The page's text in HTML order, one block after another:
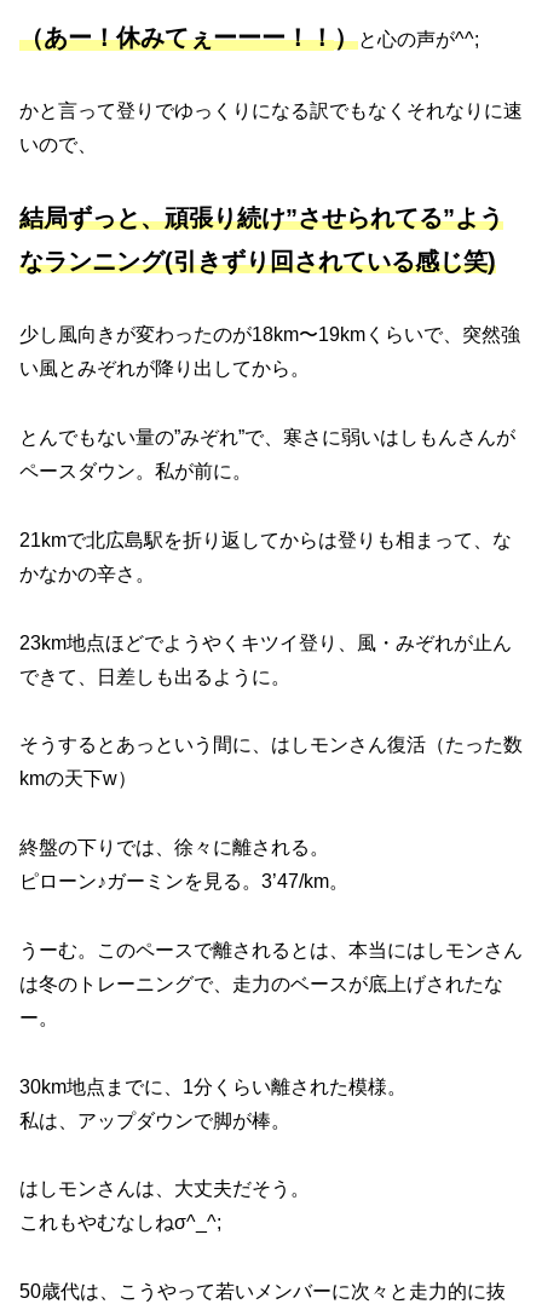
（あー！休みてぇーーー！！）と心の声が^^;
かと言って登りでゆっくりになる訳でもなくそれなりに速
いので、
結局ずっと、頑張り続け”させられてる”よう
なランニング(引きずり回されている感じ笑)
少し風向きが変わったのが18km〜19kmくらいで、突然強
い風とみぞれが降り出してから。
とんでもない量の”みぞれ”で、寒さに弱いはしもんさんが
ペースダウン。私が前に。
21kmで北広島駅を折り返してからは登りも相まって、な
かなかの辛さ。
23km地点ほどでようやくキツイ登り、風・みぞれが止ん
できて、日差しも出るように。
そうするとあっという間に、はしモンさん復活（たった数
kmの天下w）
終盤の下りでは、徐々に離される。
ピローン♪ガーミンを見る。3’47/km。
うーむ。このペースで離されるとは、本当にはしモンさん
は冬のトレーニングで、走力のベースが底上げされたな
ー。
30km地点までに、1分くらい離された模様。
私は、アップダウンで脚が棒。
はしモンさんは、大丈夫だそう。
これもやむなしねσ^_^;
50歳代は、こうやって若いメンバーに次々と走力的に抜